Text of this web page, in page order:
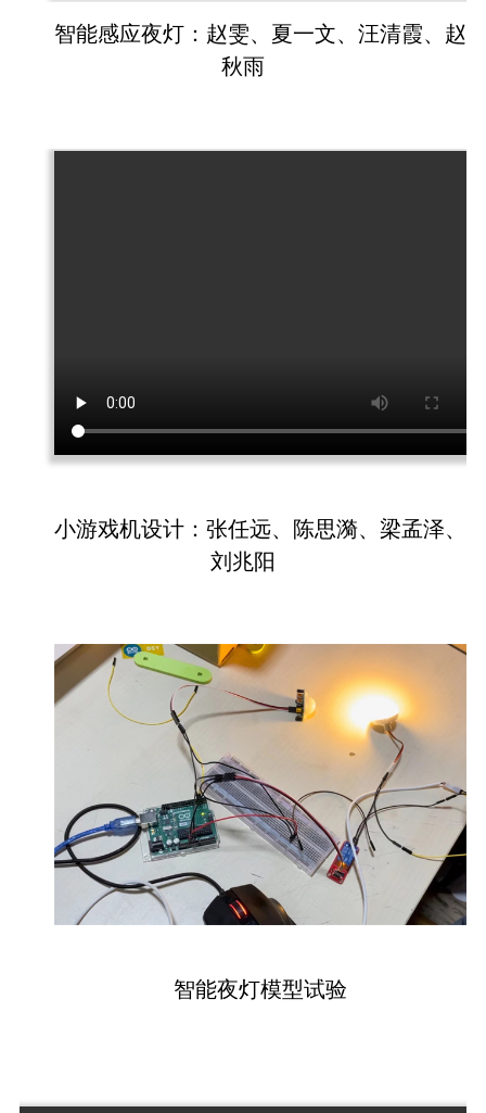
智能感应夜灯：赵雯、夏一文、汪清霞、赵
秋雨
小游戏机设计：张任远、陈思漪、梁孟泽、
刘兆阳
智能夜灯模型试验